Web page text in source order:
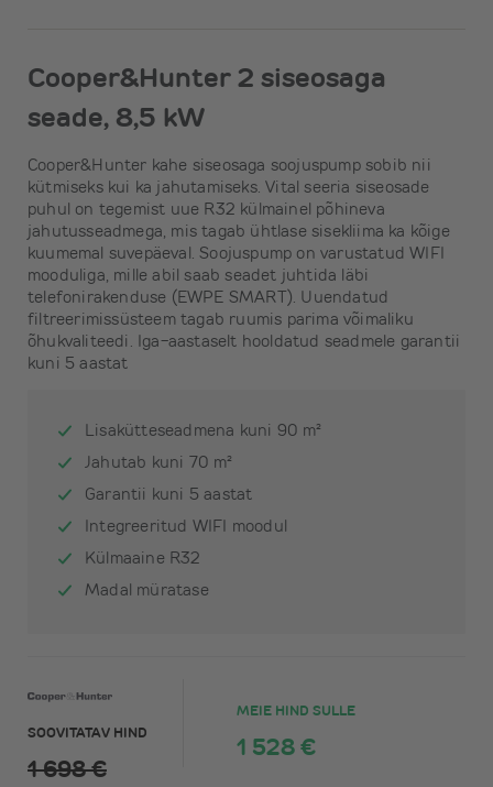
Cooper&Hunter 2 siseosaga
seade, 8,5 kW
Cooper&Hunter kahe siseosaga soojuspump sobib nii
kütmiseks kui ka jahutamiseks. Vital seeria siseosade
puhul on tegemist uue R32 külmainel põhineva
jahutusseadmega, mis tagab ühtlase sisekliima ka kõige
kuumemal suvepäeval. Soojuspump on varustatud WIFI
mooduliga, mille abil saab seadet juhtida läbi
telefonirakenduse (EWPE SMART). Uuendatud
filtreerimissüsteem tagab ruumis parima võimaliku
õhukvaliteedi. Iga-aastaselt hooldatud seadmele garantii
kuni 5 aastat
Lisakütteseadmena kuni 90 m²
Jahutab kuni 70 m²
Garantii kuni 5 aastat
Integreeritud WIFI moodul
Külmaaine R32
Madal müratase
SOOVITATAV HIND
1 698 €
MEIE HIND SULLE
1 528 €